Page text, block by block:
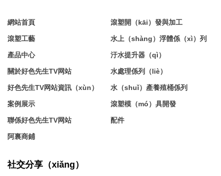
網站首頁
滾塑工藝
產品中心
關於好色先生TV网站
好色先生TV网站資訊（xùn）
案例展示
聯係好色先生TV网站
阿裏商鋪
滾塑開（kāi）發與加工
水上（shàng）浮體係（xì）列
汙水提升器（qì）
水處理係列（liè）
水（shuǐ）產養殖桶係列
滾塑模（mó）具開發
配件
社交分享（xiǎng）